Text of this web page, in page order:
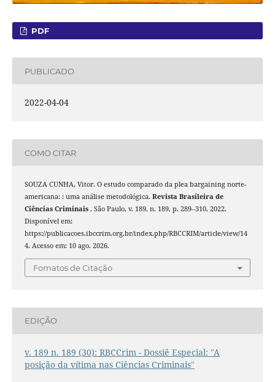
PDF
PUBLICADO
2022-04-04
COMO CITAR
SOUZA CUNHA, Vitor. O estudo comparado da plea bargaining norte-
americana: : uma análise metodológica. Revista Brasileira de
Ciências Criminais , São Paulo, v. 189, n. 189, p. 289–310, 2022.
Disponível em:
https://publicacoes.ibccrim.org.br/index.php/RBCCRIM/article/view/14
4. Acesso em: 10 ago. 2026.
Fomatos de Citação
EDIÇÃO
v. 189 n. 189 (30): RBCCrim - Dossiê Especial: "A
posição da vítima nas Ciências Criminais"